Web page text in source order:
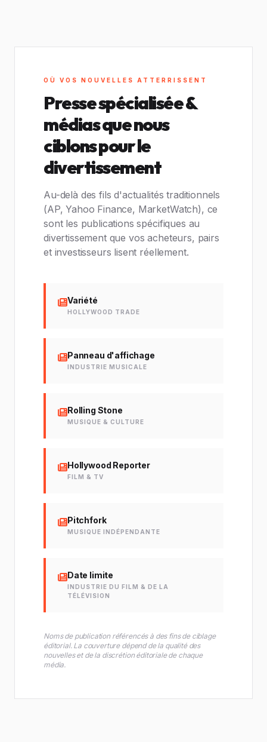
OÙ VOS NOUVELLES ATTERRISSENT
Presse spécialisée &
médias que nous
ciblons pour le
divertissement
Au-delà des fils d'actualités traditionnels
(AP, Yahoo Finance, MarketWatch), ce
sont les publications spécifiques au
divertissement que vos acheteurs, pairs
et investisseurs lisent réellement.
Variété
HOLLYWOOD TRADE
Panneau d'affichage
INDUSTRIE MUSICALE
Rolling Stone
MUSIQUE & CULTURE
Hollywood Reporter
FILM & TV
Pitchfork
MUSIQUE INDÉPENDANTE
Date limite
INDUSTRIE DU FILM & DE LA
TÉLÉVISION
Noms de publication référencés à des fins de ciblage
éditorial. La couverture dépend de la qualité des
nouvelles et de la discrétion éditoriale de chaque
média.